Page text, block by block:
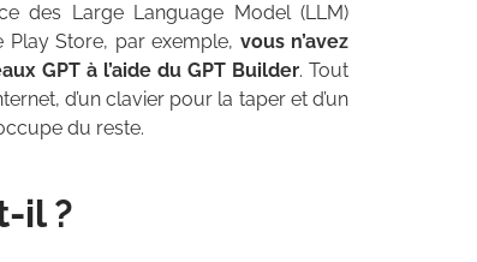
des Large Language Model (LLM)
Play Store, par exemple, vous n’avez
GPT à l’aide du GPT Builder. Tout
d’un clavier pour la taper et d’un
du reste.
il ?